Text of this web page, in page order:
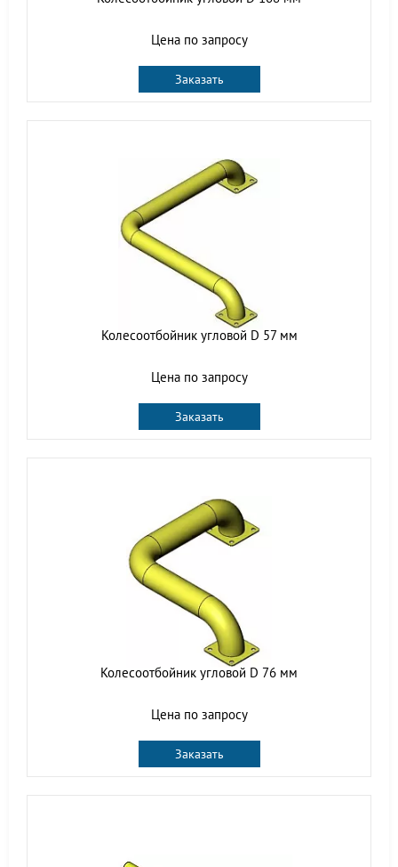
Цена по запросу
Заказать
Колесоотбойник угловой D 57 мм
Цена по запросу
Заказать
Колесоотбойник угловой D 76 мм
Цена по запросу
Заказать